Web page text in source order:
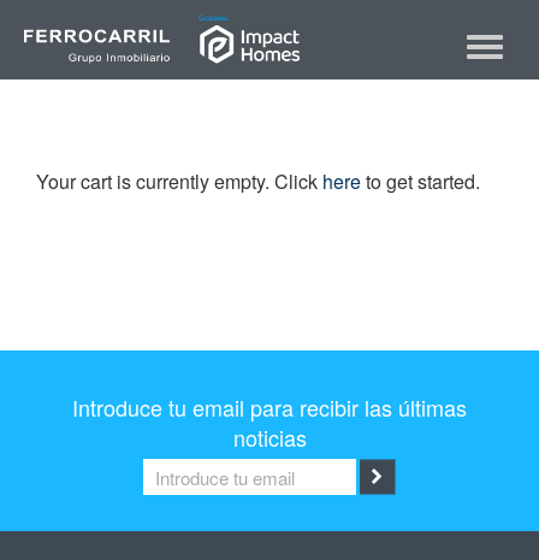
Toggle
Your cart is currently empty. Click hereto get started.
Introduce tu email para recibir las últimas
noticias